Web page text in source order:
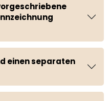
einen separaten